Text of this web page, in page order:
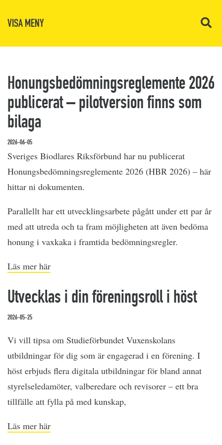
VISA MENY
Honungsbedömningsreglemente 2026
publicerat – pilotversion finns som
bilaga
2026-06-05
Sveriges Biodlares Riksförbund har nu publicerat
Honungsbedömningsreglemente 2026 (HBR 2026) – här
hittar ni dokumenten.
Parallellt har ett utvecklingsarbete pågått under ett par år
med att utreda och ta fram möjligheten att även bedöma
honung i vaxkaka i framtida bedömningsregler.
Läs mer här
Utvecklas i din föreningsroll i höst
2026-05-25
Vi vill tipsa om Studieförbundet Vuxenskolans
utbildningar för dig som är engagerad i en förening. I
höst erbjuds flera digitala utbildningar för bland annat
styrelseledamöter, valberedare och revisorer – ett bra
tillfälle att fylla på med kunskap,
Läs mer här